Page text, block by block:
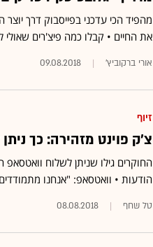
מהפיד הכי עדכני בפייסבוק דרך
את החיים • קבלו כמה פיצ'רים
אורי ברקוביץ' 09.08.2018
זיוף
צ'ק פוינט מזהירה: כך
החוקרים גילו שניתן לשלוח
הודעות • וואטסאפ: "אנחנו
טל שחף 08.08.2018